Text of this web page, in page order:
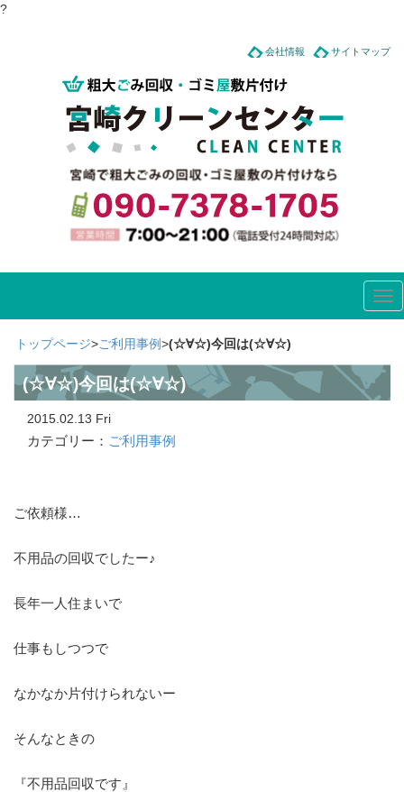
?
会社情報 サイトマップ
トップページ>ご利用事例>(☆∀☆)今回は(☆∀☆)
(☆∀☆)今回は(☆∀☆)
2015.02.13 Fri
カテゴリー： ご利用事例
ご依頼様…
不用品の回収でしたー♪
長年一人住まいで
仕事もしつつで
なかなか片付けられないー
そんなときの
『不用品回収です』